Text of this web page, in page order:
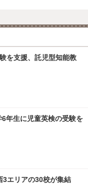
を支援、託児型知能教
年生に児童英検の受験を
3エリアの30校が集結